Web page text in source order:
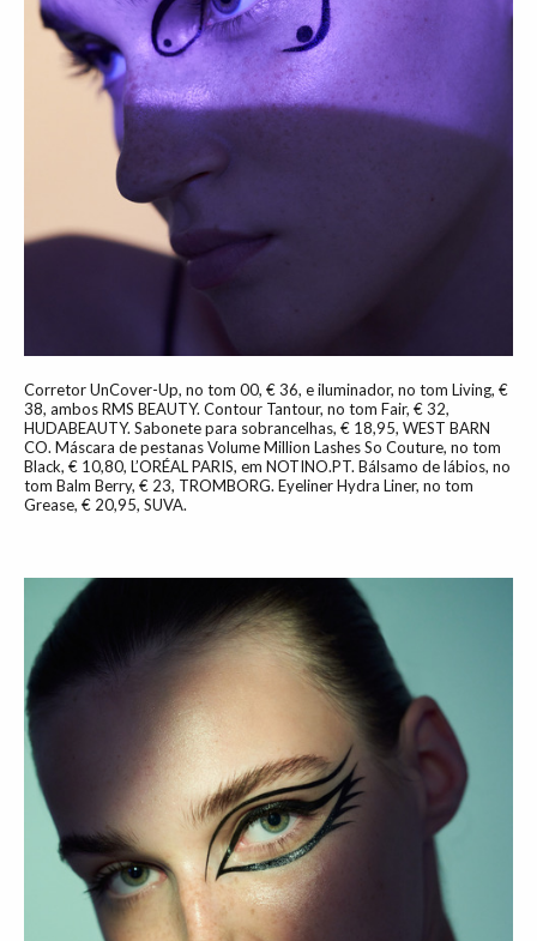
Corretor UnCover-Up, no tom 00, € 36, e iluminador, no tom Living, €
38, ambos RMS BEAUTY. Contour Tantour, no tom Fair, € 32,
HUDABEAUTY. Sabonete para sobrancelhas, € 18,95, WEST BARN
CO. Máscara de pestanas Volume Million Lashes So Couture, no tom
Black, € 10,80, L’ORÉAL PARIS, em NOTINO.PT. Bálsamo de lábios, no
tom Balm Berry, € 23, TROMBORG. Eyeliner Hydra Liner, no tom
Grease, € 20,95, SUVA.